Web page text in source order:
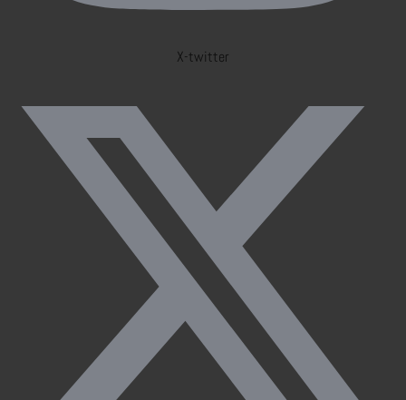
X-twitter